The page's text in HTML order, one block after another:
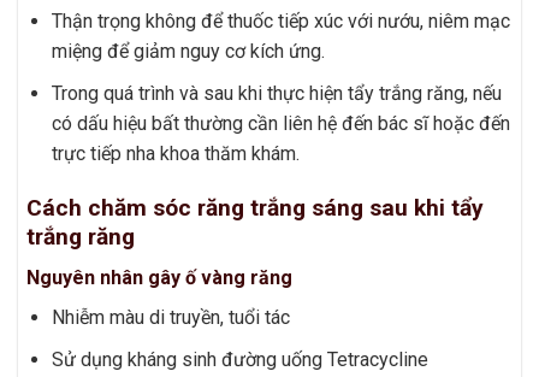
Thận trọng không để thuốc tiếp xúc với nướu, niêm mạc
miệng để giảm nguy cơ kích ứng.
Trong quá trình và sau khi thực hiện tẩy trắng răng, nếu
có dấu hiệu bất thường cần liên hệ đến bác sĩ hoặc đến
trực tiếp nha khoa thăm khám.
Cách chăm sóc răng trắng sáng sau khi tẩy
trắng răng
Nguyên nhân gây ố vàng răng
Nhiễm màu di truyền, tuổi tác
Sử dụng kháng sinh đường uống Tetracycline